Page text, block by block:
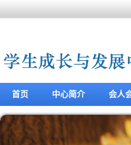
首页 中心简介 会人